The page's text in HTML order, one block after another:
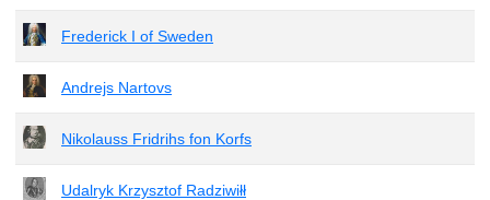
Frederick I of Sweden
Andrejs Nartovs
Nikolauss Fridrihs fon Korfs
Udalryk Krzysztof Radziwiłł